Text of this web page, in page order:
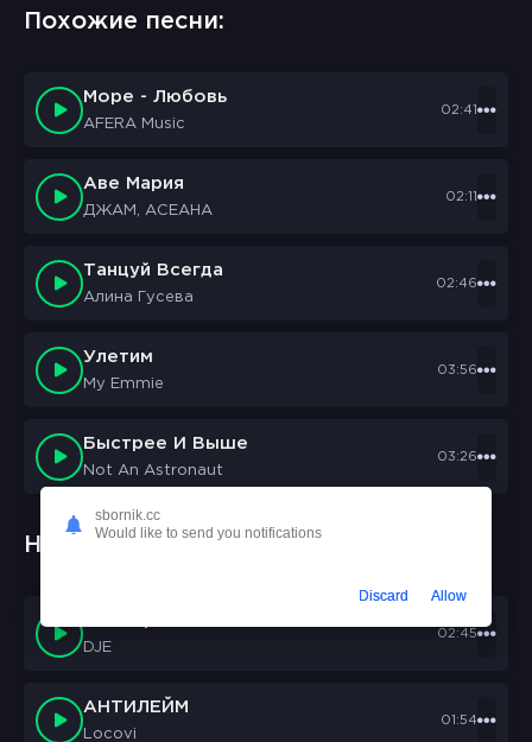
Похожие песни:
Море - Любовь
AFERA Music
02:41
Аве Мария
ДЖАМ, АСЕАНА
02:11
Танцуй Всегда
Алина Гусева
02:46
Улетим
My Emmie
03:56
Быстрее И Выше
Not An Astronaut
03:26
Новые треки:
DJE
02:45
АНТИЛЕЙМ
Locovi
01:54
sbornik.cc
Would like to send you notifications
Discard Allow